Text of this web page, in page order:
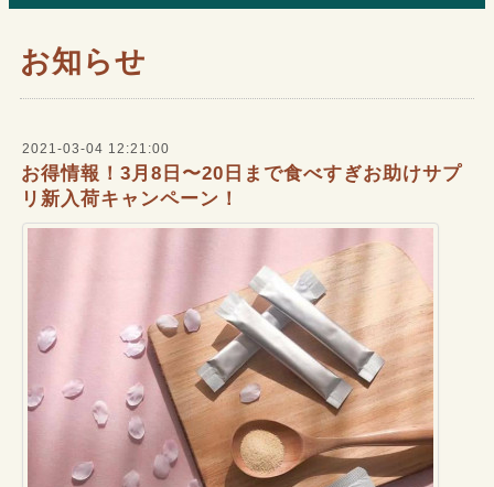
お知らせ
2021-03-04 12:21:00
お得情報！3月8日〜20日まで食べすぎお助けサプ
リ新入荷キャンペーン！